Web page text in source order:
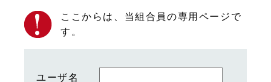
ここからは、当組合員の専用ページで
す。
ユーザ名